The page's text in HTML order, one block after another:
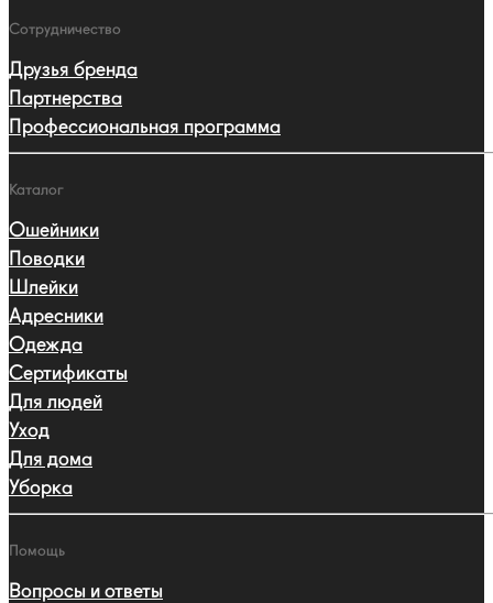
Сотрудничество
Друзья бренда
Партнерства
Профессиональная программа
Каталог
Ошейники
Поводки
Шлейки
Адресники
Одежда
Сертификаты
Для людей
Уход
Для дома
Уборка
Помощь
Вопросы и ответы